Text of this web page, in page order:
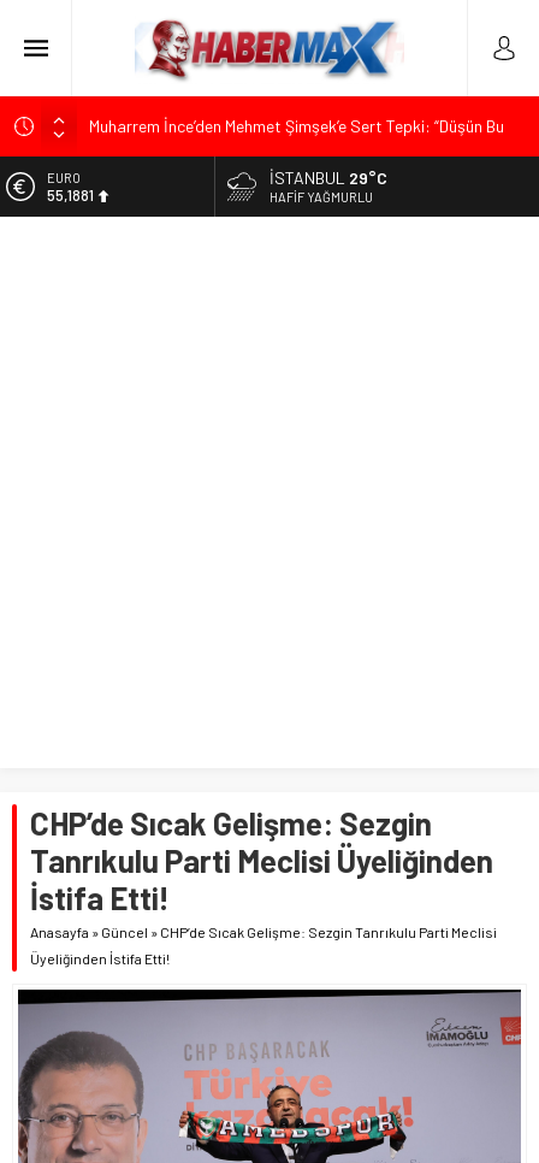
Muharrem İnce’den Mehmet Şimşek’e Sert Tepki: “Düşün Bu
Ümit Özdağ’dan Gazilere Destek: “Türkiye, Gazilerinin
ALTIN
6.660,55
İSTANBUL 29°C
HAFIF YAĞMURLU
CHP’de Sıcak Gelişme: Sezgin
Tanrıkulu Parti Meclisi Üyeliğinden
İstifa Etti!
Anasayfa » Güncel » CHP’de Sıcak Gelişme: Sezgin Tanrıkulu Parti Meclisi
Üyeliğinden İstifa Etti!